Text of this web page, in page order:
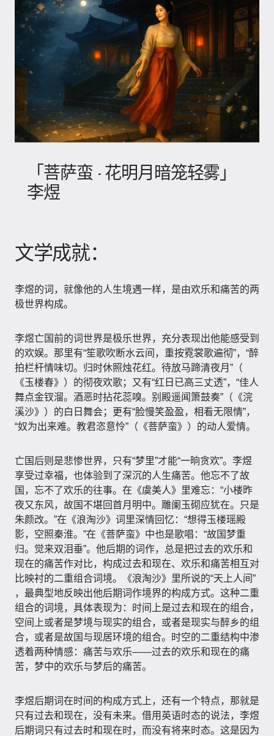
「菩萨蛮 · 花明月暗笼轻雾」
李煜
文学成就：
李煜的词，就像他的人生境遇一样，是由欢乐和痛苦的两
极世界构成。
李煜亡国前的词世界是极乐世界，充分表现出他能感受到
的欢娱。那里有“笙歌吹断水云间，重按霓裳歌遍彻”​，​“醉
拍栏杆情味切。归时休照烛花红。待放马蹄清夜月”​（​
《玉楼春》​）的彻夜欢歌；又有“红日已高三丈透”​，​“佳人
舞点金钗溜。酒恶时拈花蕊嗅。别殿遥闻箫鼓奏”​（​《浣
溪沙》​）的白日舞会；更有“脸慢笑盈盈，相看无限情”​，​
“奴为出来难。教君恣意怜”​（​《菩萨蛮》​）的动人爱情。
亡国后则是悲惨世界，只有“梦里”才能“一晌贪欢”​。李煜
享受过幸福，也体验到了深沉的人生痛苦。他忘不了故
国，忘不了欢乐的往事。在《虞美人》里难忘：​“小楼昨
夜又东风，故国不堪回首月明中。雕阑玉砌应犹在。只是
朱颜改。​”在《浪淘沙》词里深情回忆：​“想得玉楼瑶殿
影，空照秦淮。​”在《菩萨蛮》中也是歌唱：​“故国梦重
归。觉来双泪垂”​。他后期的词作，总是把过去的欢乐和
现在的痛苦作对比，构成过去和现在、欢乐和痛苦相互对
比映衬的二重组合词境。​《浪淘沙》里所说的“天上人间”​
，最典型地反映出他后期词作境界的构成方式。这种二重
组合的词境，具体表现为：时间上是过去和现在的组合，
空间上或者是梦境与现实的组合，或者是现实与醉乡的组
合，或者是故国与现居环境的组合。时空的二重结构中渗
透着两种情感：痛苦与欢乐——过去的欢乐和现在的痛
苦，梦中的欢乐与梦后的痛苦。
李煜后期词在时间的构成方式上，还有一个特点，那就是
只有过去和现在，没有未来。借用英语时态的说法，李煜
后期词只有过去时和现在时，而没有将来时态。这是因为